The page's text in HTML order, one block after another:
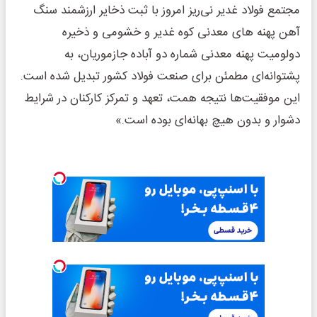
مجتمع فولاد غدیر نی‌ریز امروز با ثبت ذخایر ارزشمند سنگ
آهن پهنه های معدنی کوه غدیر و خشومی و ذخیره
دولومیت پهنه معدنی شماره دو آباده جازموریان، به
پشتوانه‌ای مطمئن برای صنعت فولاد کشور تبدیل شده است.
این موفقیت‌ها نتیجه همت، تعهد و تمرکز کارکنان در شرایط
دشوار و بدون هیچ بهانه‌ای بوده است.»